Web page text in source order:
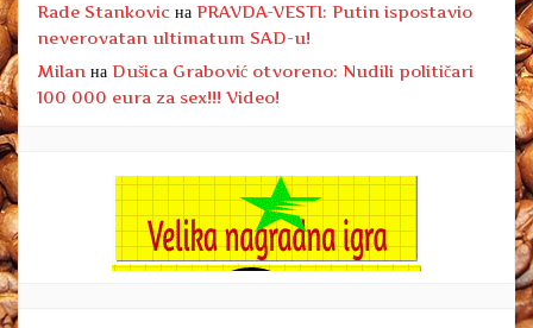
Rade Stankovic на PRAVDA-VESTI: Putin ispostavio
neverovatan ultimatum SAD-u!
Milan на Dušica Grabović otvoreno: Nudili političari
100 000 eura za sex!!! Video!